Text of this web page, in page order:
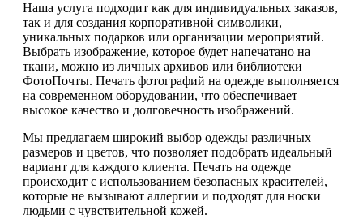
Наша услуга подходит как для индивидуальных заказов,
так и для создания корпоративной символики,
уникальных подарков или организации мероприятий.
Выбрать изображение, которое будет напечатано на
ткани, можно из личных архивов или библиотеки
ФотоПочты. Печать фотографий на одежде выполняется
на современном оборудовании, что обеспечивает
высокое качество и долговечность изображений.
Мы предлагаем широкий выбор одежды различных
размеров и цветов, что позволяет подобрать идеальный
вариант для каждого клиента. Печать на одежде
происходит с использованием безопасных красителей,
которые не вызывают аллергии и подходят для носки
людьми с чувствительной кожей.